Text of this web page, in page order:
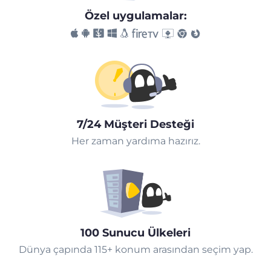
Özel uygulamalar:
7/24 Müşteri Desteği
Her zaman yardıma hazırız.
100 Sunucu Ülkeleri
Dünya çapında 115+ konum arasından seçim yap.